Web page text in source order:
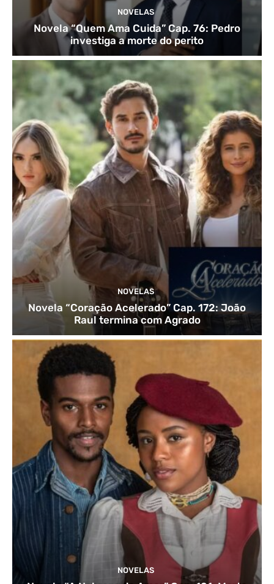
NOVELAS
Novela “Quem Ama Cuida” Cap. 76: Pedro
investiga a morte do perito
NOVELAS
Novela “Coração Acelerado” Cap. 172: João
Raul termina com Agrado
NOVELAS